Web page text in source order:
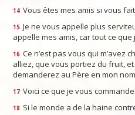
14 Vous êtes mes amis si vous
15 Je ne vous appelle plus
appelle mes amis, car tout ce que
16 Ce n’est pas vous qui m’avez
alliez, que vous portiez du fruit,
demanderez au Père en mon
17 Voici ce que je vous
18 Si le monde a de la haine